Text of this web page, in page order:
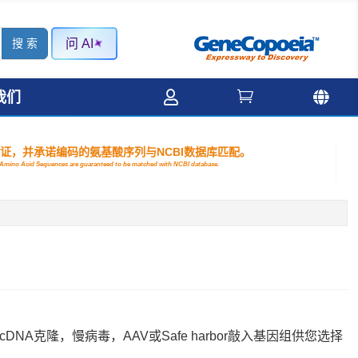
问 AI
  
并承诺编码的氨基酸序列与NCBI数据库匹配。
Acid Sequences are guaranteed to be matched with NCBI database.
克隆，慢病毒，AAV或Safe harbor敲入基因组供您选择